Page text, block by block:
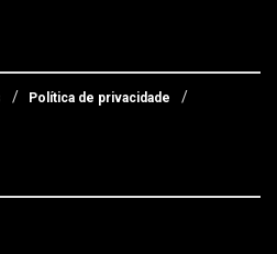
Política de privacidade